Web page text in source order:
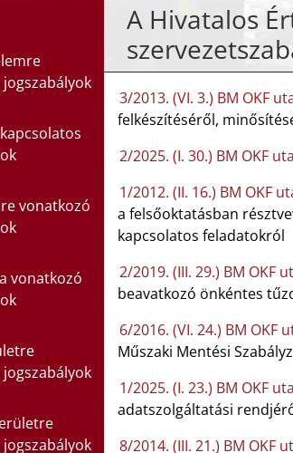
vonatkozó
vonatkozó
A Hivatalos
3/2013. (VI. 3.) BM OKF
felkészítéséről,
2/2025. (I. 30.) BM OKF
1/2012. (II. 16.) BM OKF
a felsőoktatásban
kapcsolatos feladatokról
2/2019. (III. 29.) BM OKF
beavatkozó önkéntes
6/2016. (VI. 24.) BM OKF
Műszaki Mentési
1/2025. (I. 23.) BM OKF
adatszolgáltatási
8/2014. (III. 21.) BM OKF